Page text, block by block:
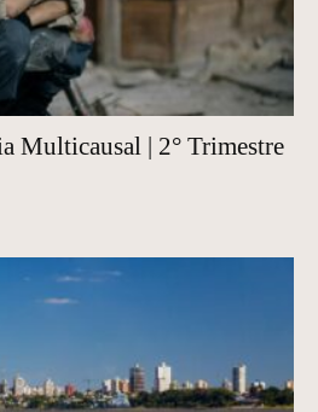
Multicausal | 2° Trimestre